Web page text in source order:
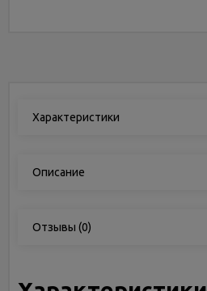
Характеристики
Описание
Отзывы (0)